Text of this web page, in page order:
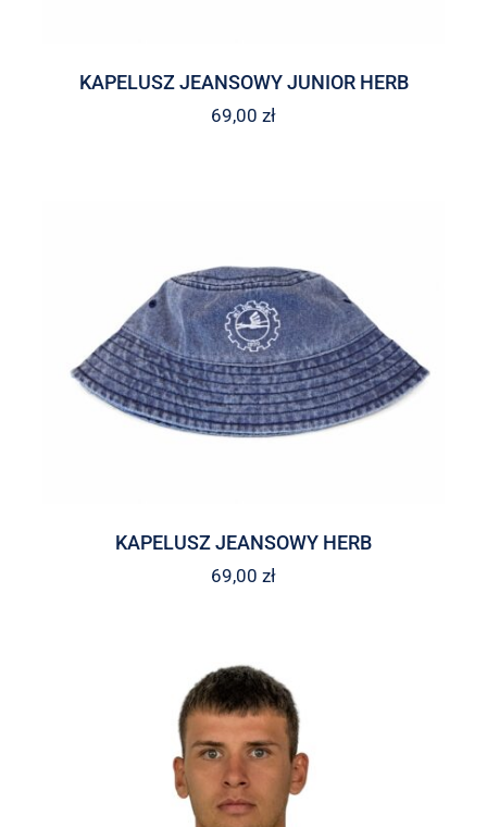
KAPELUSZ JEANSOWY JUNIOR HERB
69,00 zł
KAPELUSZ JEANSOWY HERB
69,00 zł